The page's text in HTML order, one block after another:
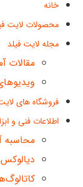
خانه
محصولات لایت
مجله لایت فیلد
مقالات
فروشگاه های
اطلاعات فنی و
محاسبه
دیالوکس